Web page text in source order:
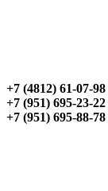
+7 (4812) 61-07-98
+7 (951) 695-23-22
+7 (951) 695-88-78